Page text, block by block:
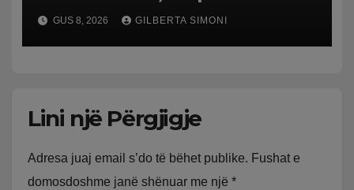
pushuesit dhe banorët
GUS 8, 2026 GILBERTA SIMONI
Lini një Përgjigje
Adresa juaj email s’do të bëhet publike. Fushat e
domosdoshme janë shënuar me një *